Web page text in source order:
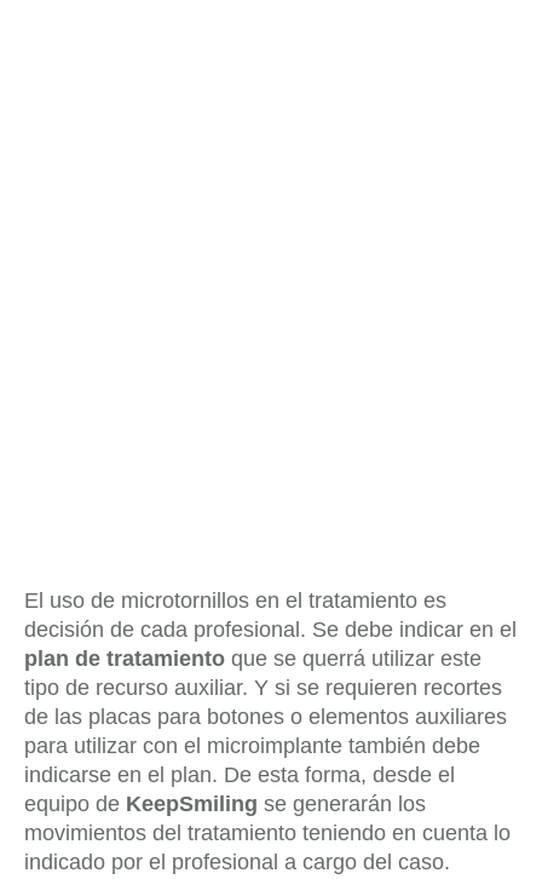
El uso de microtornillos en el tratamiento es
decisión de cada profesional. Se debe indicar en el
plan de tratamiento que se querrá utilizar este
tipo de recurso auxiliar. Y si se requieren recortes
de las placas para botones o elementos auxiliares
para utilizar con el microimplante también debe
indicarse en el plan. De esta forma, desde el
equipo de KeepSmiling se generarán los
movimientos del tratamiento teniendo en cuenta lo
indicado por el profesional a cargo del caso.